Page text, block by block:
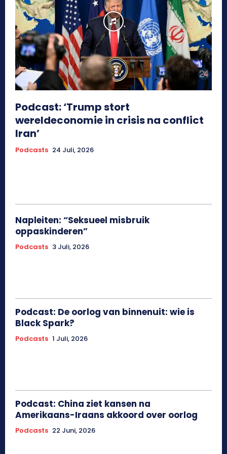
Podcast: ‘Trump stort
wereldeconomie in crisis na conflict
Iran’
Podcasts 24 Juli, 2026
Napleiten: “Seksueel misbruik
oppaskinderen”
Podcasts 3 Juli, 2026
Podcast: De oorlog van binnenuit: wie is
Black Spark?
Podcasts 1 Juli, 2026
Podcast: China ziet kansen na
Amerikaans-Iraans akkoord over oorlog
Podcasts 22 Juni, 2026